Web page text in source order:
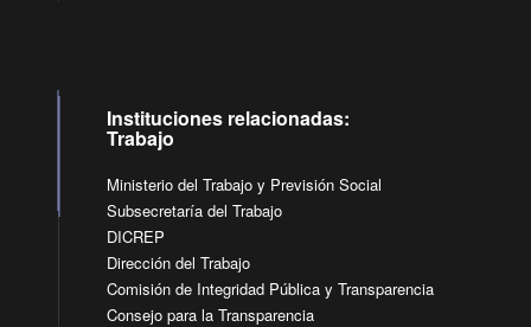
Instituciones relacionadas:
Trabajo
Ministerio del Trabajo y Previsión Social
Subsecretaría del Trabajo
DICREP
Dirección del Trabajo
Comisión de Integridad Pública y Transparencia
Consejo para la Transparencia